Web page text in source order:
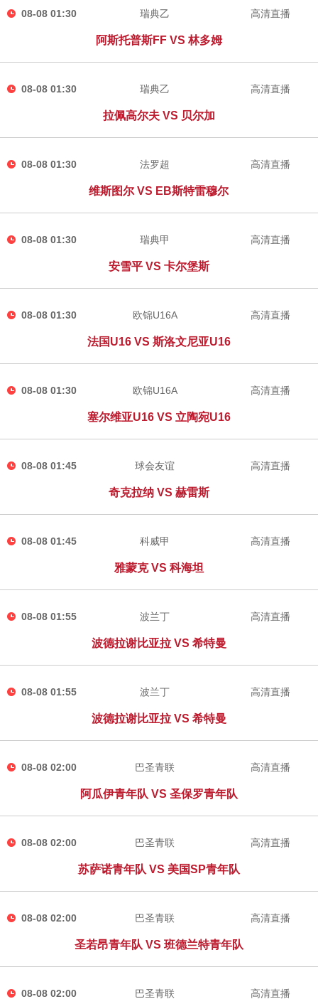
08-08 01:30 瑞典乙
阿斯托普斯FF VS 林多姆
高清直播
08-08 01:30 瑞典乙
拉佩高尔夫 VS 贝尔加
高清直播
08-08 01:30 法罗超
维斯图尔 VS EB斯特雷穆尔
高清直播
08-08 01:30 瑞典甲
安雪平 VS 卡尔堡斯
高清直播
08-08 01:30 欧锦U16A
法国U16 VS 斯洛文尼亚U16
高清直播
08-08 01:30 欧锦U16A
塞尔维亚U16 VS 立陶宛U16
高清直播
08-08 01:45 球会友谊
奇克拉纳 VS 赫雷斯
高清直播
08-08 01:45 科威甲
雅蒙克 VS 科海坦
高清直播
08-08 01:55 波兰丁
波德拉谢比亚拉 VS 希特曼
高清直播
08-08 01:55 波兰丁
波德拉谢比亚拉 VS 希特曼
高清直播
08-08 02:00 巴圣青联
阿瓜伊青年队 VS 圣保罗青年队
高清直播
08-08 02:00 巴圣青联
苏萨诺青年队 VS 美国SP青年队
高清直播
08-08 02:00 巴圣青联
圣若昂青年队 VS 班德兰特青年队
高清直播
08-08 02:00 巴圣青联 高清直播